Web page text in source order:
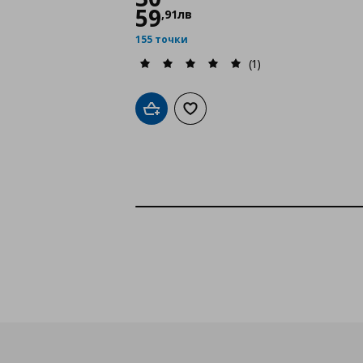
59,91лв
155 точки
(1)
Добави в кошницата
Добави към списъка с любими